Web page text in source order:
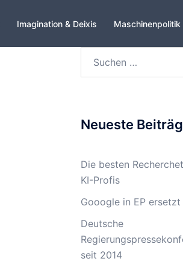
Imagination & Deixis Maschinenpolitik
Neueste
Die besten
KI-Profis
Gooogle in EP ersetzt
Deutsche
seit 2014